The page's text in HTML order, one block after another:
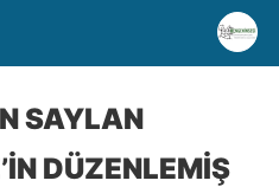
SAYLAN
DÜZENLEMİŞ